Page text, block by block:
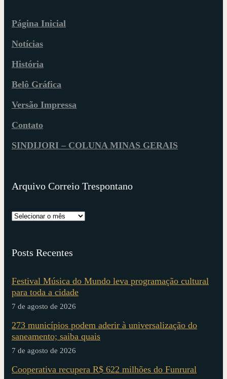
Página Inicial
Notícias
História
Belô Gráfica
Versão Impressa
Contato
SINDIJORI – COLUNA MINAS GERAIS
Arquivo Correio Trespontano
Posts Recentes
Festival Música do Mundo leva programação cultural
para toda a cidade
7 de agosto de 2026
273 municípios podem aderir à universalização do
saneamento; saiba quais
7 de agosto de 2026
Cooperativa recupera R$ 622 milhões do Funrural